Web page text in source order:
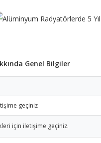
Genel Bilgiler
geçiniz
için iletişime geçiniz.